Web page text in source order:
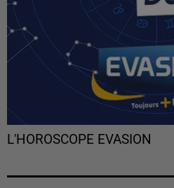
L'HOROSCOPE EVASION